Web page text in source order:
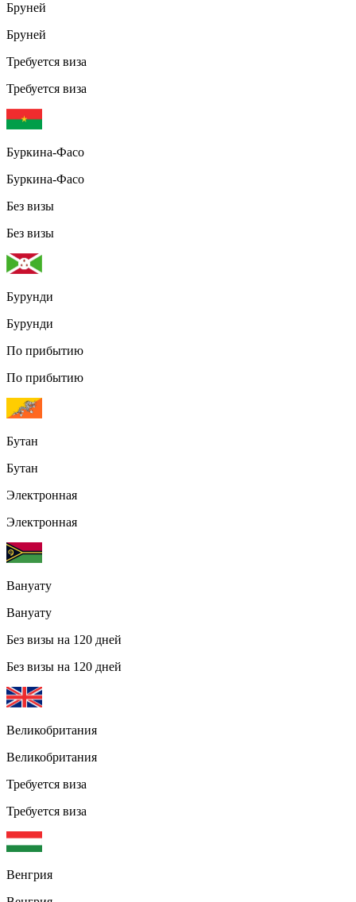
Бруней
Бруней
Требуется виза
Требуется виза
Буркина-Фасо
Буркина-Фасо
Без визы
Без визы
Бурунди
Бурунди
По прибытию
По прибытию
Бутан
Бутан
Электронная
Электронная
Вануату
Вануату
Без визы на 120 дней
Без визы на 120 дней
Великобритания
Великобритания
Требуется виза
Требуется виза
Венгрия